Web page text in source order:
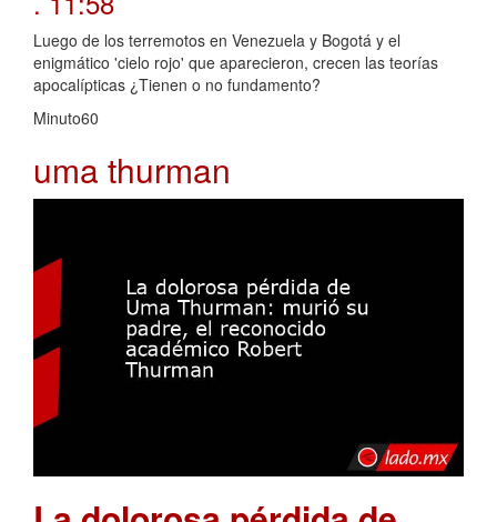
Luego de los terremotos en Venezuela y Bogotá y el
enigmático 'cielo rojo' que aparecieron, crecen las teorías
apocalípticas ¿Tienen o no fundamento?
Minuto60
uma thurman